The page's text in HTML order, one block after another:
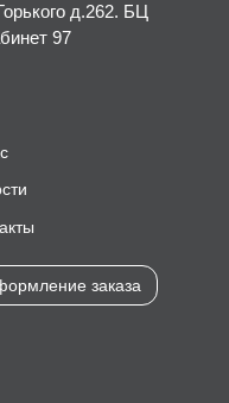
заказа
д.262. БЦ
97